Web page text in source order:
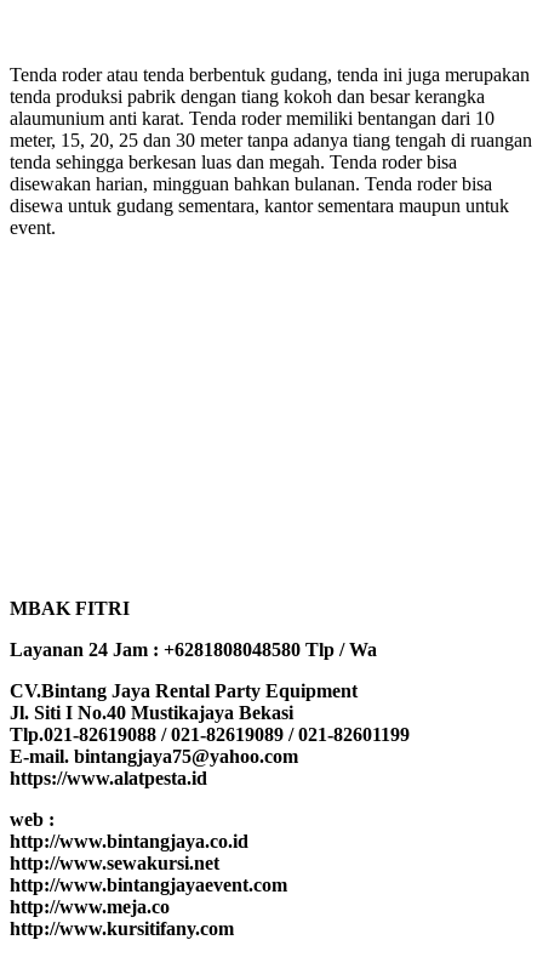
Tenda roder atau tenda berbentuk gudang, tenda ini juga merupakan
tenda produksi pabrik dengan tiang kokoh dan besar kerangka
alaumunium anti karat. Tenda roder memiliki bentangan dari 10
meter, 15, 20, 25 dan 30 meter tanpa adanya tiang tengah di ruangan
tenda sehingga berkesan luas dan megah. Tenda roder bisa
disewakan harian, mingguan bahkan bulanan. Tenda roder bisa
disewa untuk gudang sementara, kantor sementara maupun untuk
event.
MBAK FITRI
Layanan 24 Jam : +6281808048580 Tlp / Wa
CV.Bintang Jaya Rental Party Equipment
Jl. Siti I No.40 Mustikajaya Bekasi
Tlp.021-82619088 / 021-82619089 / 021-82601199
E-mail. bintangjaya75@yahoo.com
https://www.alatpesta.id
web :
http://www.bintangjaya.co.id
http://www.sewakursi.net
http://www.bintangjayaevent.com
http://www.meja.co
http://www.kursitifany.com